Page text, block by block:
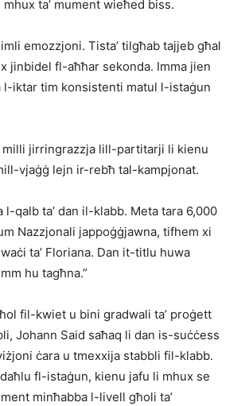
ta’ mument wieħed biss.
emozzjoni. Tista’ tilgħab tajjeb għal
jinbidel fl-aħħar sekonda. Imma jien
l-iktar tim konsistenti matul l-istaġun
milli jirringrazzja lill-partitarji li kienu
vjaġġ lejn ir-rebħ tal-kampjonat.
qalb ta’ dan il-klabb. Meta tara 6,000
Nazzjonali jappoġġjawna, tifhem xi
ta’ Floriana. Dan it-titlu huwa
hu tagħna.”
fil-kwiet u bini gradwali ta’ proġett
Johann Said saħaq li dan is-suċċess
ċara u tmexxija stabbli fil-klabb.
fl-istaġun, kienu jafu li mhux se
minħabba l-livell għoli ta’